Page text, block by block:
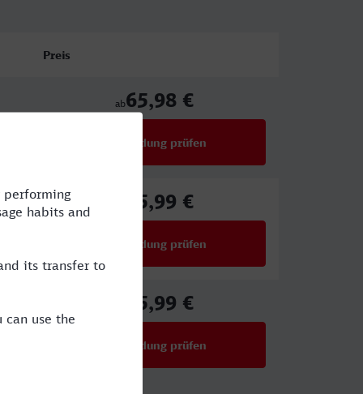
Preis
ab65,98 €
Verbindung prüfen
45,99 €
Verbindung prüfen
45,99 €
Verbindung prüfen